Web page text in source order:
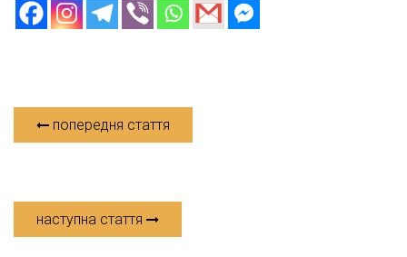
попередня стаття
наступна стаття